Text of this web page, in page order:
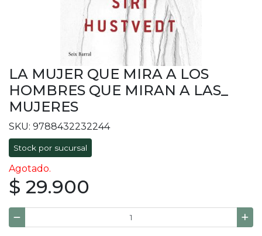
LA MUJER QUE MIRA A LOS
HOMBRES QUE MIRAN A LAS_
MUJERES
SKU: 9788432232244
Stock por sucursal
Agotado.
$ 29.900